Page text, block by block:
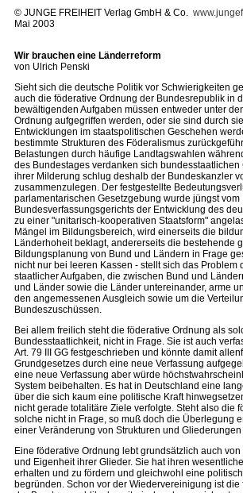
© JUNGE FREIHEIT Verlag GmbH & Co.
Mai 2003
Wir brauchen eine Länderreform
von Ulrich Penski
Sieht sich die deutsche Politik vor Schwierigkeiten
auch die föderative Ordnung der Bundesrepublik in
bewältigenden Aufgaben müssen entweder unter
Ordnung aufgegriffen werden, oder sie sind durch
Entwicklungen im staatspolitischen Geschehen
bestimmte Strukturen des Föderalismus
Belastungen durch häufige Landtagswahlen
des Bundestages verdanken sich bundesstaatlichen
ihrer Milderung schlug deshalb der Bundeskanzler
zusammenzulegen. Der festgestellte
parlamentarischen Gesetzgebung wurde jüngst vom
Bundesverfassungsgerichts der Entwicklung des
zu einer "unitarisch-kooperativen Staatsform"
Mängel im Bildungsbereich, wird einerseits die
Länderhoheit beklagt, andererseits die bestehende
Bildungsplanung von Bund und Ländern in Frage
nicht nur bei leeren Kassen - stellt sich das Problem
staatlicher Aufgaben, die zwischen Bund und
und Länder sowie die Länder untereinander, arme
den angemessenen Ausgleich sowie um die
Bundeszuschüssen.
Bei allem freilich steht die föderative Ordnung als
Bundesstaatlichkeit, nicht in Frage. Sie ist auch
Art. 79 III GG festgeschrieben und könnte damit
Grundgesetzes durch eine neue Verfassung
eine neue Verfassung aber würde
System beibehalten. Es hat in Deutschland eine
über die sich kaum eine politische Kraft
nicht gerade totalitäre Ziele verfolgte. Steht also die
solche nicht in Frage, so muß doch die Überlegung
einer Veränderung von Strukturen und
Eine föderative Ordnung lebt grundsätzlich auch
und Eigenheit ihrer Glieder. Sie hat ihren
erhalten und zu fördern und gleichwohl eine
begründen. Schon vor der Wiedervereinigung ist die